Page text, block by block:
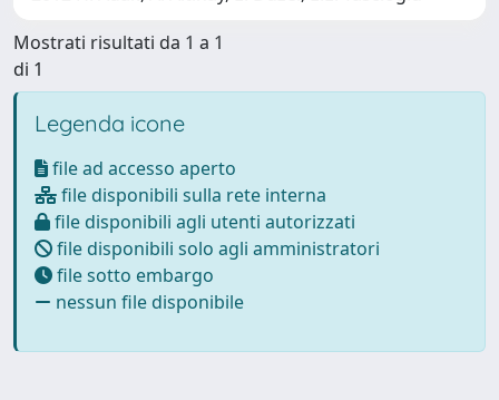
Mostrati risultati da 1 a 1
di 1
Legenda icone
file ad accesso aperto
file disponibili sulla rete interna
file disponibili agli utenti autorizzati
file disponibili solo agli amministratori
file sotto embargo
nessun file disponibile